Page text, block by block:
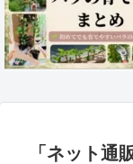
「ネット通